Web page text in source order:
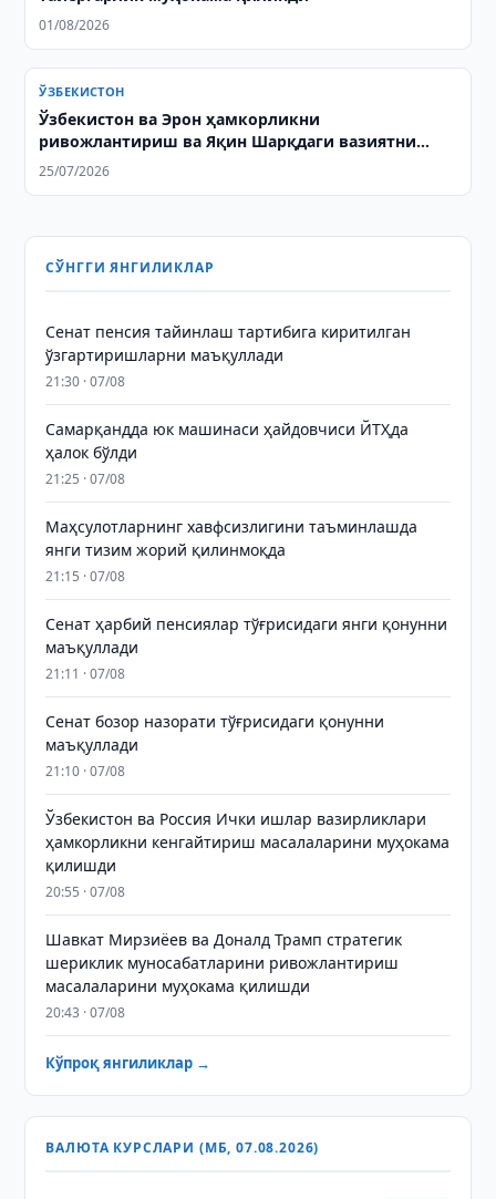
01/08/2026
ЎЗБЕКИСТОН
Ўзбекистон ва Эрон ҳамкорликни
ривожлантириш ва Яқин Шарқдаги вазиятни
муҳокама қилишди
25/07/2026
СЎНГГИ ЯНГИЛИКЛАР
Сенат пенсия тайинлаш тартибига киритилган
ўзгартиришларни маъқуллади
21:30 · 07/08
Самарқандда юк машинаси ҳайдовчиси ЙТҲда
ҳалок бўлди
21:25 · 07/08
Маҳсулотларнинг хавфсизлигини таъминлашда
янги тизим жорий қилинмоқда
21:15 · 07/08
Сенат ҳарбий пенсиялар тўғрисидаги янги қонунни
маъқуллади
21:11 · 07/08
Сенат бозор назорати тўғрисидаги қонунни
маъқуллади
21:10 · 07/08
Ўзбекистон ва Россия Ички ишлар вазирликлари
ҳамкорликни кенгайтириш масалаларини муҳокама
қилишди
20:55 · 07/08
Шавкат Мирзиёев ва Доналд Трамп стратегик
шериклик муносабатларини ривожлантириш
масалаларини муҳокама қилишди
20:43 · 07/08
Кўпроқ янгиликлар →
ВАЛЮТА КУРСЛАРИ (МБ, 07.08.2026)